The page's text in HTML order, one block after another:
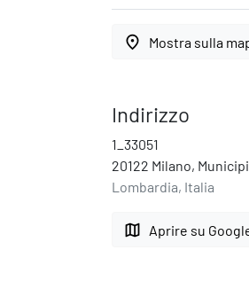
place Mostra sulla
Indirizzo
1_33051
20122 Milano,
Lombardia, Italia
map Aprire su